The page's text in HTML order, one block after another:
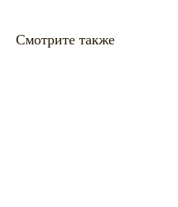
Смотрите также